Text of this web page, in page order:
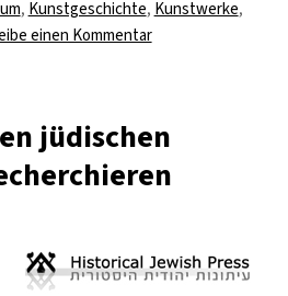
, Kunstgeschichte, Kunstwerke,
einen Kommentarzu
jüdischen
Kunstobjekten
jüdischen